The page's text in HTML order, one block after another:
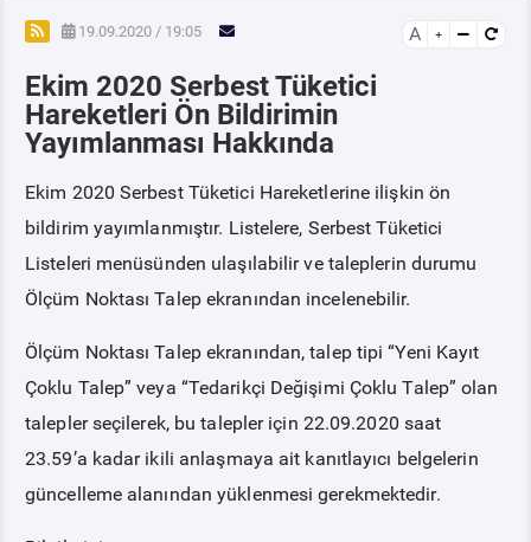
SPOT ELEKTRİK PİYASALARI
ÖRNEK FİNANS BELGELERİ
VADELİ ELEKTRİK PİYASASI
PİYASAKAYITSÜRECİ
SERBEST TÜKETİCİ
MALİ UZLAŞTIRMA
TEMİNAT
BÜLTENLER
19.09.2020 / 19:05 A
Ekim 2020 Serbest Tüketici
Hareketleri Ön Bildirimin
Yayımlanması Hakkında
Ekim 2020 Serbest Tüketici Hareketlerine ilişkin ön
bildirim yayımlanmıştır. Listelere, Serbest Tüketici
Listeleri menüsünden ulaşılabilir ve taleplerin durumu
Ölçüm Noktası Talep ekranından incelenebilir.
Ölçüm Noktası Talep ekranından, talep tipi “Yeni Kayıt
Çoklu Talep” veya “Tedarikçi Değişimi Çoklu Talep” olan
talepler seçilerek, bu talepler için 22.09.2020 saat
23.59’a kadar ikili anlaşmaya ait kanıtlayıcı belgelerin
güncelleme alanından yüklenmesi gerekmektedir.